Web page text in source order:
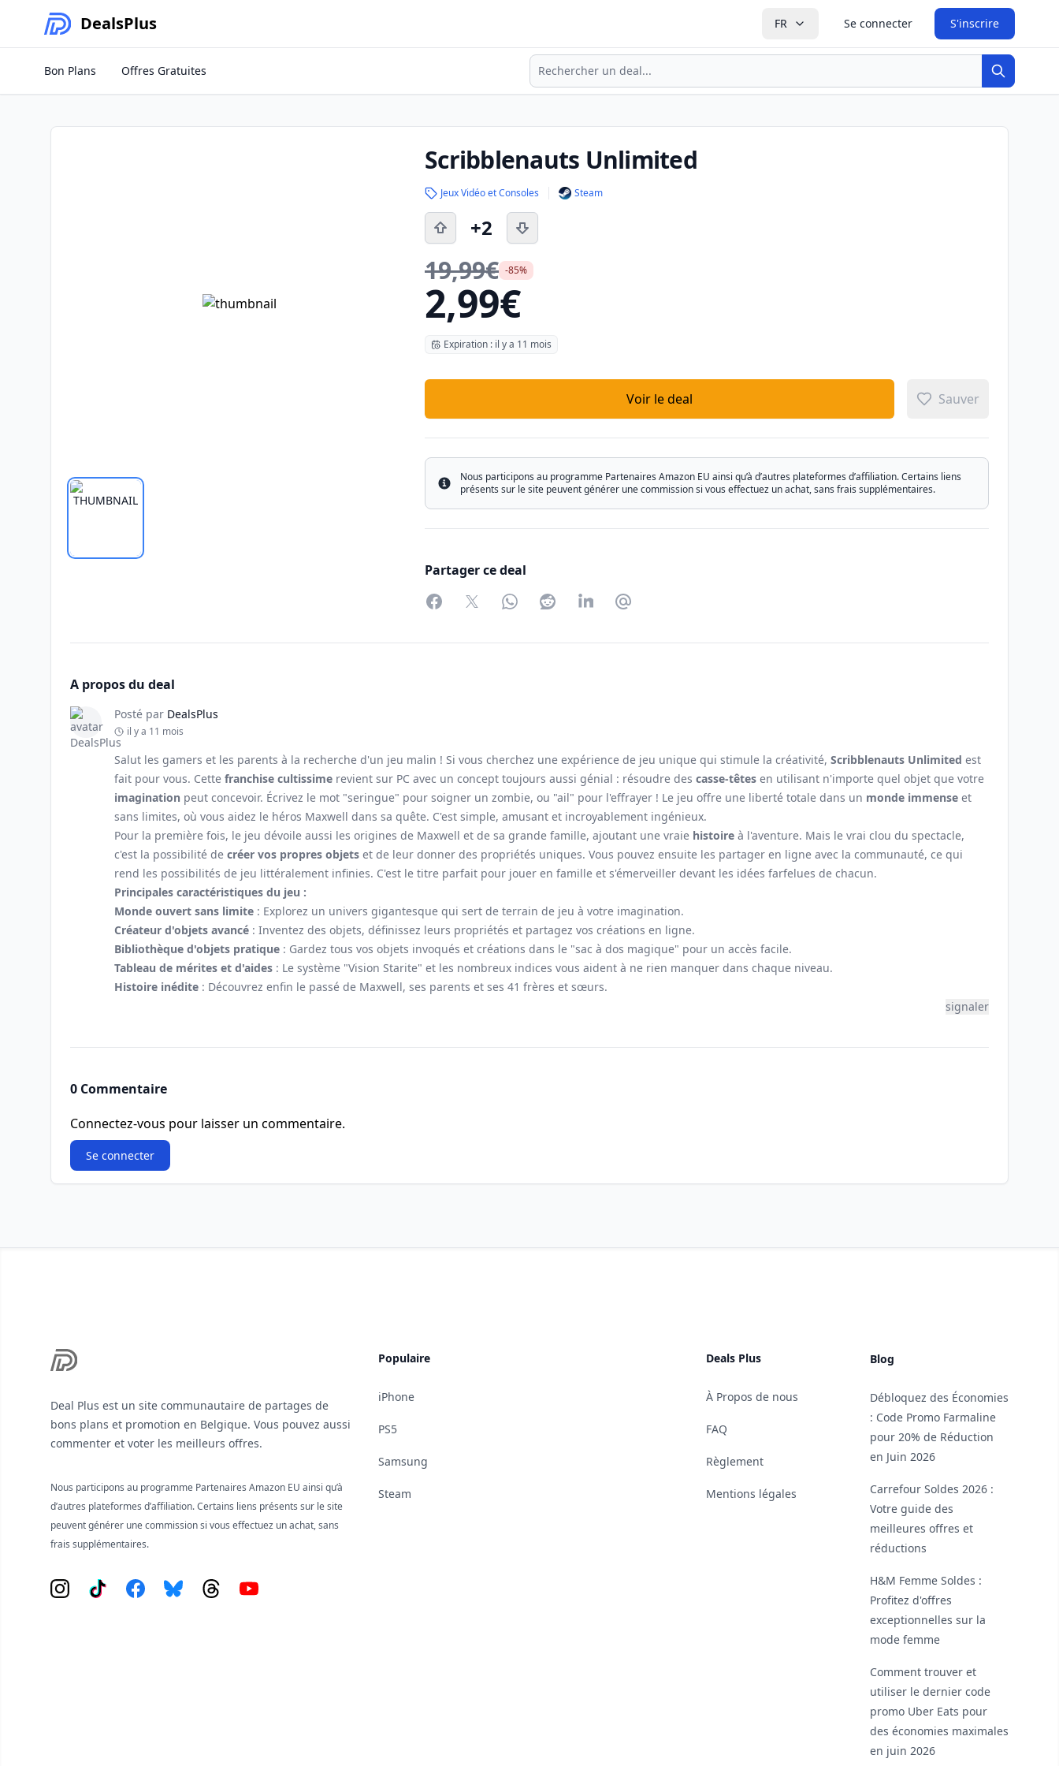
DealsPlus FR Se connecter S'inscrire
Recherche
Recherche
Bon Plans Offres Gratuites
Scribblenauts Unlimited
Jeux Vidéo et Consoles Steam
+2
19,99€ -85%
2,99€
Expiration : il y a 11 mois
Voir le deal Sauver
Info
Nous participons au programme Partenaires Amazon EU ainsi qu’à d’autres plateformes d’affiliation. Certains liens
présents sur le site peuvent générer une commission si vous effectuez un achat, sans frais supplémentaires.
Partager ce deal
FacebookTwitterWhatsAppRedditLinkedInPartager par Email
A propos du deal
Posté par DealsPlus
il y a 11 mois
Salut les gamers et les parents à la recherche d'un jeu malin ! Si vous cherchez une expérience de jeu unique qui stimule la créativité, Scribblenauts Unlimited est
fait pour vous. Cette franchise cultissime revient sur PC avec un concept toujours aussi génial : résoudre des casse-têtes en utilisant n'importe quel objet que votre
imagination peut concevoir. Écrivez le mot "seringue" pour soigner un zombie, ou "ail" pour l'effrayer ! Le jeu offre une liberté totale dans un monde immense et
sans limites, où vous aidez le héros Maxwell dans sa quête. C'est simple, amusant et incroyablement ingénieux.
Pour la première fois, le jeu dévoile aussi les origines de Maxwell et de sa grande famille, ajoutant une vraie histoire à l'aventure. Mais le vrai clou du spectacle,
c'est la possibilité de créer vos propres objets et de leur donner des propriétés uniques. Vous pouvez ensuite les partager en ligne avec la communauté, ce qui
rend les possibilités de jeu littéralement infinies. C'est le titre parfait pour jouer en famille et s'émerveiller devant les idées farfelues de chacun.
Principales caractéristiques du jeu :
Monde ouvert sans limite : Explorez un univers gigantesque qui sert de terrain de jeu à votre imagination.
Créateur d'objets avancé : Inventez des objets, définissez leurs propriétés et partagez vos créations en ligne.
Bibliothèque d'objets pratique : Gardez tous vos objets invoqués et créations dans le "sac à dos magique" pour un accès facile.
Tableau de mérites et d'aides : Le système "Vision Starite" et les nombreux indices vous aident à ne rien manquer dans chaque niveau.
Histoire inédite : Découvrez enfin le passé de Maxwell, ses parents et ses 41 frères et sœurs.
signaler
0 Commentaire
Connectez-vous pour laisser un commentaire.
Se connecter
Deal Plus est un site communautaire de partages de
bons plans et promotion en Belgique. Vous pouvez aussi
commenter et voter les meilleurs offres.
Nous participons au programme Partenaires Amazon EU ainsi qu’à
d’autres plateformes d’affiliation. Certains liens présents sur le site
peuvent générer une commission si vous effectuez un achat, sans
frais supplémentaires.
Instagram
Tiktok FacebookBlueskyThreadsYouTube
Populaire
iPhone
PS5
Samsung
Steam
Deals Plus
À Propos de nous
FAQ
Règlement
Mentions légales
Blog
Débloquez des Économies
: Code Promo Farmaline
pour 20% de Réduction
en Juin 2026
Carrefour Soldes 2026 :
Votre guide des
meilleures offres et
réductions
H&M Femme Soldes :
Profitez d'offres
exceptionnelles sur la
mode femme
Comment trouver et
utiliser le dernier code
promo Uber Eats pour
des économies maximales
en juin 2026